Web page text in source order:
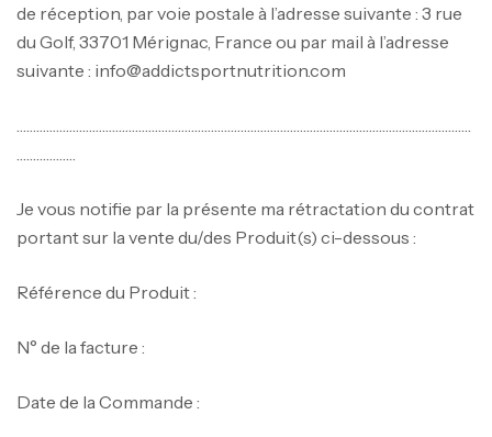
de réception, par voie postale à l’adresse suivante : 3 rue
du Golf, 33701 Mérignac, France ou par mail à l’adresse
suivante : info@addictsportnutrition.com
Je vous notifie par la présente ma rétractation du contrat
portant sur la vente du/des Produit(s) ci-dessous :
Référence du Produit :
N° de la facture :
Date de la Commande :